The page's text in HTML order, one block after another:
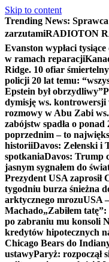
Skip to content
Trending News:
zarzutamiRADIOTON
Evanston wypłaci
w ramach reparacji
Ridge. 10 ofiar
policji 20 lat temu:
Epstein był obrzydliwy”
dymisję ws. kontrowersji
rozmowy w Abu Zabi
zabójstw spadła o
poprzednim – to
historiiDavos: Zełenski i
spotkaniaDavos: Trump
jasnym sygnałem do
Prezydent USA zaprosił
tygodniu burza śnieżna
arktycznego mrozuUSA
Machado„Zabiłem
po zabraniu mu konsoli
kredytów hipotecznych
Chicago Bears do
ustawyParyż: rozpoczął